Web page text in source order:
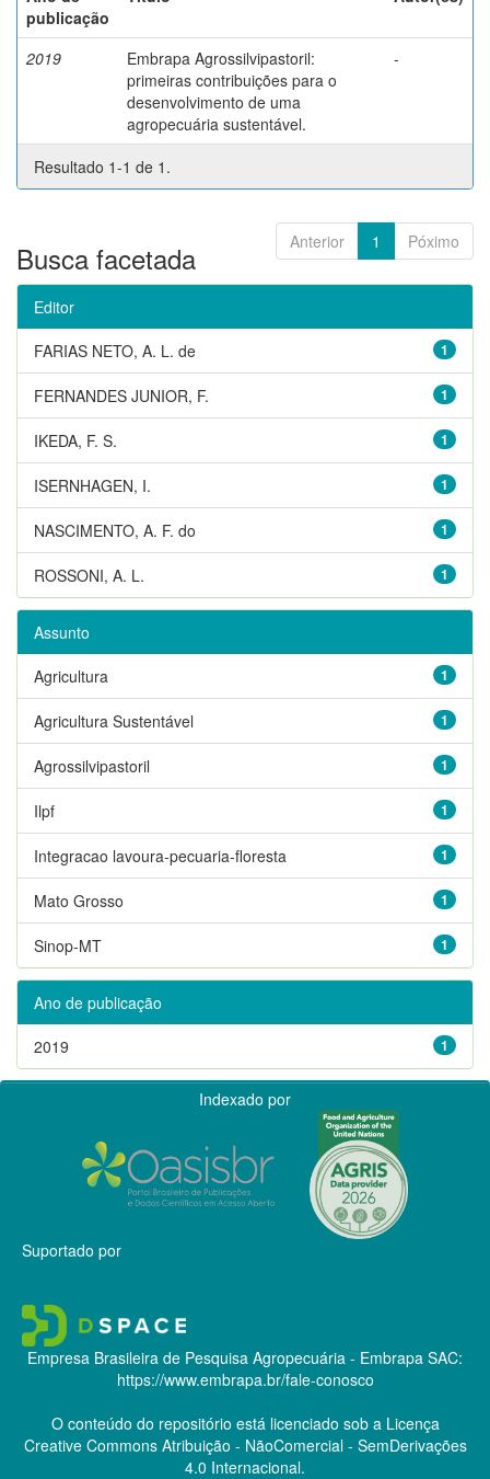
publicação
2019
Embrapa Agrossilvipastoril:
primeiras contribuições para o
desenvolvimento de uma
agropecuária sustentável.
-
Resultado 1-1 de 1.
Anterior 1 Póximo
Busca facetada
Editor
1
FARIAS NETO, A. L. de
1
FERNANDES JUNIOR, F.
1
IKEDA, F. S.
1
ISERNHAGEN, I.
1
NASCIMENTO, A. F. do
1
ROSSONI, A. L.
Assunto
1
Agricultura
1
Agricultura Sustentável
1
Agrossilvipastoril
1
Ilpf
1
Integracao lavoura-pecuaria-floresta
1
Mato Grosso
1
Sinop-MT
Ano de publicação
1
2019
Indexado por
Suportado por
Empresa Brasileira de Pesquisa Agropecuária - Embrapa SAC:
https://www.embrapa.br/fale-conosco
O conteúdo do repositório está licenciado sob a Licença
Creative CommonsAtribuição - NãoComercial - SemDerivações
4.0 Internacional.